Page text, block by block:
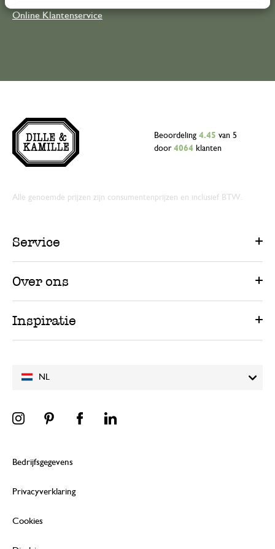
Online Klantenservice
NL
Beoordeling 4.45 van 5
door 4064 klanten
Alle genoemde prijzen zijn consumentenprijzen en inclusief BTW.
Service
Over ons
Inspiratie
Bedrijfsgegevens
Privacyverklaring
Cookies